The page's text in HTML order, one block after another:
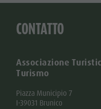
CONTATTO
Associazione
Turismo
Piazza Municipio 7
I-39031 Brunico